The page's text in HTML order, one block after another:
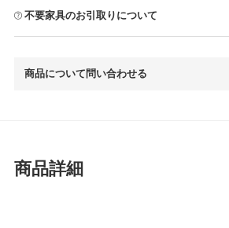
不要家具のお引取りについて
商品について問い合わせる
商品詳細